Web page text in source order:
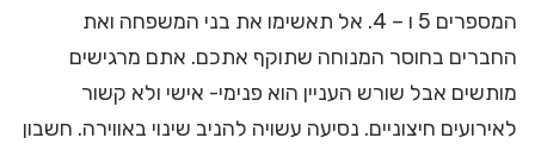
המספרים 5 ו – 4. אל תאשימו את בני המשפחה ואת
החברים בחוסר המנוחה שתוקף אתכם. אתם מרגישים
מותשים אבל שורש העניין הוא פנימי- אישי ולא קשור
לאירועים חיצוניים. נסיעה עשויה להניב שינוי באווירה. חשבון